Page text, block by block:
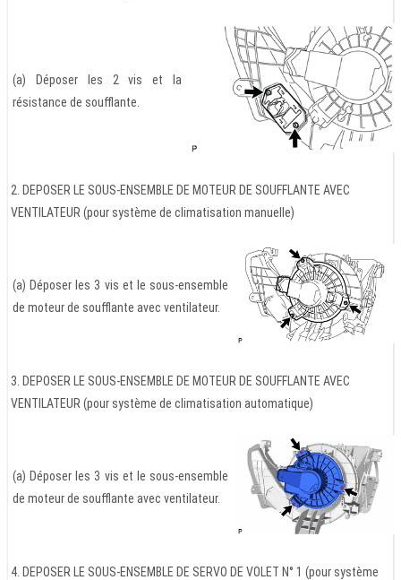
(a) Déposer les 2 vis et la
résistance de soufflante.
2. DEPOSER LE SOUS-ENSEMBLE DE MOTEUR DE SOUFFLANTE AVEC
VENTILATEUR (pour système de climatisation manuelle)
(a) Déposer les 3 vis et le sous-ensemble
de moteur de soufflante avec ventilateur.
3. DEPOSER LE SOUS-ENSEMBLE DE MOTEUR DE SOUFFLANTE AVEC
VENTILATEUR (pour système de climatisation automatique)
(a) Déposer les 3 vis et le sous-ensemble
de moteur de soufflante avec ventilateur.
4. DEPOSER LE SOUS-ENSEMBLE DE SERVO DE VOLET N° 1 (pour système